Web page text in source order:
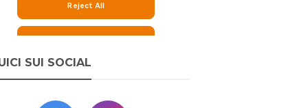
SUI SOCIAL